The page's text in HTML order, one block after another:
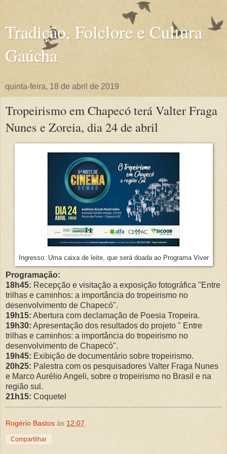
Tradição, Folclore e Cultura
Gaúcha
quinta-feira, 18 de abril de 2019
Tropeirismo em Chapecó terá Valter Fraga
Nunes e Zoreia, dia 24 de abril
Ingresso: Uma caixa de leite, que será doada ao Programa Viver
Programação:
18h45: Recepção e visitação a exposição fotográfica "Entre
trilhas e caminhos: a importância do tropeirismo no
desenvolvimento de Chapecó".
19h15: Abertura com declamação de Poesia Tropeira.
19h30: Apresentação dos resultados do projeto " Entre
trilhas e caminhos: a importância do tropeirismo no
desenvolvimento de Chapecó".
19h45: Exibição de documentário sobre tropeirismo.
20h25: Palestra com os pesquisadores Valter Fraga Nunes
e Marco Aurélio Angeli, sobre o tropeirismo no Brasil e na
região sul.
21h15: Coquetel
Rogério Bastos às 12:07
Compartilhar